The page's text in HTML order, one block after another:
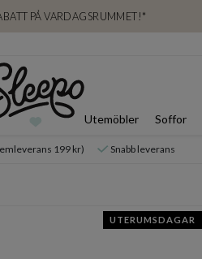
PÅ VARDAGSRUMMET!*
Utemöbler Soffor
199 kr) Snabb leverans
UTERUMSDAGAR